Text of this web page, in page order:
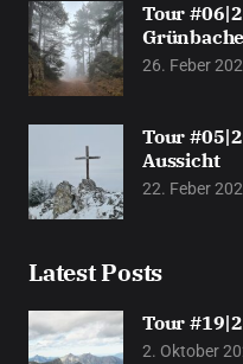
Tour
26. Feber
Tour
Aussicht
22. Feber
Latest Posts
Tour
2. Oktober